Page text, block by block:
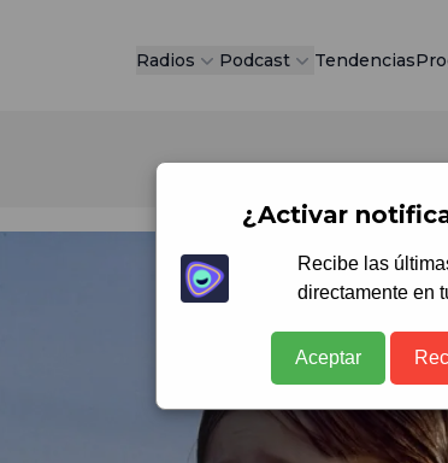
Radios Podcast Tendencias
¿Activar
Recibe las
directamente en
Aceptar